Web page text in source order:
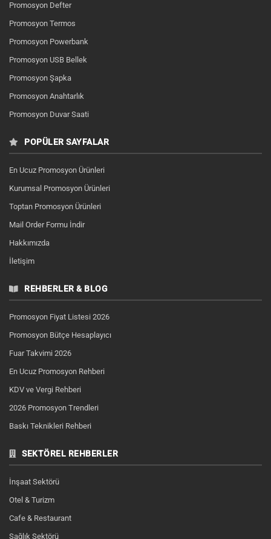
Promosyon Defter
Promosyon Termos
Promosyon Powerbank
Promosyon USB Bellek
Promosyon Şapka
Promosyon Anahtarlık
Promosyon Duvar Saati
POPÜLER SAYFALAR
En Ucuz Promosyon Ürünleri
Kurumsal Promosyon Ürünleri
Toptan Promosyon Ürünleri
Mail Order Formu İndir
Hakkımızda
İletişim
REHBERLER & BLOG
Promosyon Fiyat Listesi 2026
Promosyon Bütçe Hesaplayıcı
Fuar Takvimi 2026
En Ucuz Promosyon Rehberi
KDV ve Vergi Rehberi
2026 Promosyon Trendleri
Baskı Teknikleri Rehberi
SEKTÖREL REHBERLER
İnşaat Sektörü
Otel & Turizm
Cafe & Restaurant
Sağlık Sektörü